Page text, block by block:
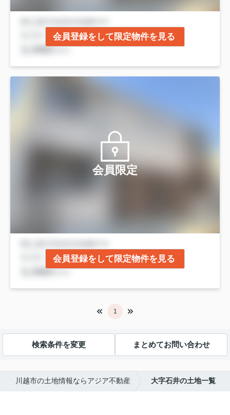
会員登録をして限定物件を見る
会員限定
会員登録をして限定物件を見る
1
検索条件を変更 まとめてお問い合わせ
川越市の土地情報ならアジア不動産 大字石井の土地一覧